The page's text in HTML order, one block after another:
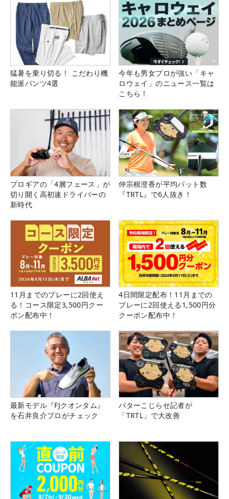
猛暑を乗り切る！ こだわり機
能派パンツ4選
今年も男女プロが強い「キャ
ロウェイ」のニュース一覧は
こちら！
プロギアの「4層フェース」が
切り開く高初速ドライバーの
新時代
仲宗根澄香が平均パット数
『TRTL』で6人抜き！
11月までのプレーに2回使え
る！コース限定3,500円クー
ポン配布中！
4日間限定配布！11月までの
プレーに2回使える1,500円分
クーポン配布中！
最新モデル『FJクオンタム』
を石井良介プロがチェック
パターこじらせ記者が
「TRTL」で大改善